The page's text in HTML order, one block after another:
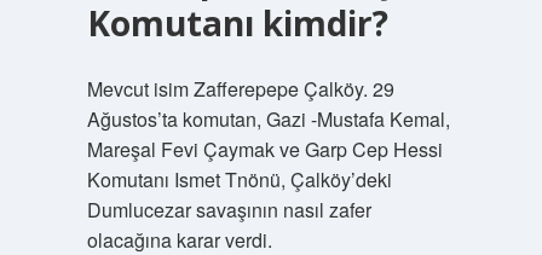
Komutanı kimdir?
Mevcut isim Zafferepepe Çalköy. 29
Ağustos’ta komutan, Gazi -Mustafa Kemal,
Mareşal Fevi Çaymak ve Garp Cep Hessi
Komutanı Ismet Tnönü, Çalköy’deki
Dumlucezar savaşının nasıl zafer
olacağına karar verdi.